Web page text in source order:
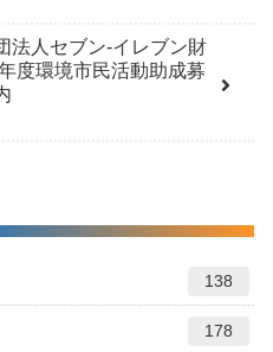
法人セブン-イレブン財
度環境市民活動助成募
138
178